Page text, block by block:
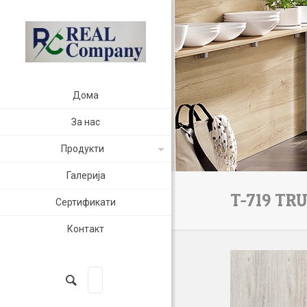
Дома
За нас
Продукти
Галерија
Сертификати
Контакт
T-719